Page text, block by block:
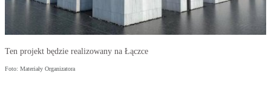
Ten projekt będzie realizowany na Łączce
Foto: Materiały Organizatora